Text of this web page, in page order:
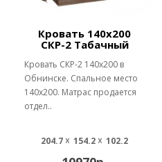
Кровать 140х200
СКР-2 Табачный
Кровать СКР-2 140х200 в
Обнинске. Спальное место
140х200. Матрас продается
отдел..
204.7 ☓ 154.2 ☓ 102.2